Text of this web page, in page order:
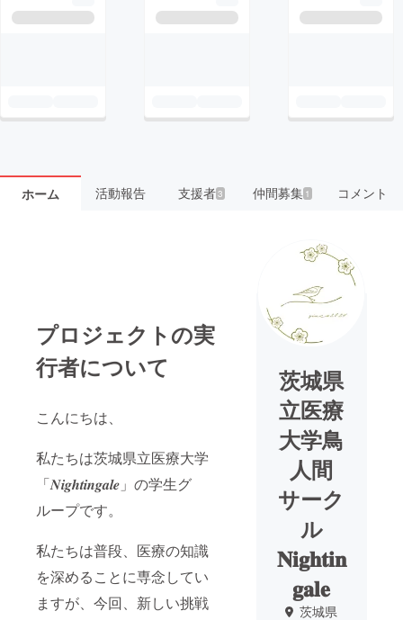
ホーム 活動報告 支援者3 仲間募集 1 コメント
プロジェクトの実
行者について
こんにちは、
私たちは茨城県立医療大学
「𝑵𝒊𝒈𝒉𝒕𝒊𝒏𝒈𝒂𝒍𝒆」の学生グ
ループです。
私たちは普段、医療の知識
を深めることに専念してい
ますが、今回、新しい挑戦
茨城県
立医療
大学鳥
人間
サーク
ル
𝐍𝐢𝐠𝐡𝐭𝐢𝐧
𝐠𝐚𝐥𝐞
茨城県